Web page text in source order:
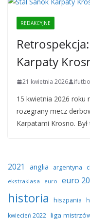
REDAKCYJNE
Karpaty
21 kwietnia 2026
15 kwietnia 2026 roku
rozegrany mecz
Karpatami Krosno.
2021 anglia argentyna
ekstraklasa
euro euro
historia hiszpania
kwiecień 2022 liga